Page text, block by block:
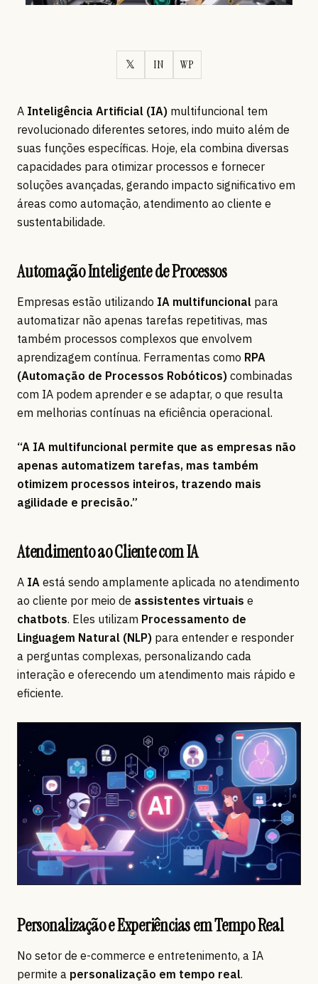
𝕏 IN WP
A Inteligência Artificial (IA) multifuncional tem
revolucionado diferentes setores, indo muito além de
suas funções específicas. Hoje, ela combina diversas
capacidades para otimizar processos e fornecer
soluções avançadas, gerando impacto significativo em
áreas como automação, atendimento ao cliente e
sustentabilidade.
Automação Inteligente de Processos
Empresas estão utilizando IA multifuncional para
automatizar não apenas tarefas repetitivas, mas
também processos complexos que envolvem
aprendizagem contínua. Ferramentas como RPA
(Automação de Processos Robóticos) combinadas
com IA podem aprender e se adaptar, o que resulta
em melhorias contínuas na eficiência operacional.
“A IA multifuncional permite que as empresas não
apenas automatizem tarefas, mas também
otimizem processos inteiros, trazendo mais
agilidade e precisão.”
Atendimento ao Cliente com IA
A IA está sendo amplamente aplicada no atendimento
ao cliente por meio de assistentes virtuais e
chatbots. Eles utilizam Processamento de
Linguagem Natural (NLP) para entender e responder
a perguntas complexas, personalizando cada
interação e oferecendo um atendimento mais rápido e
eficiente.
Personalização e Experiências em Tempo Real
No setor de e-commerce e entretenimento, a IA
permite a personalização em tempo real.